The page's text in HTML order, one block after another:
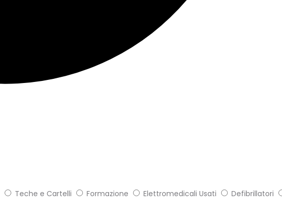
Teche e Cartelli Formazione Elettromedicali Usati Defibrillatori